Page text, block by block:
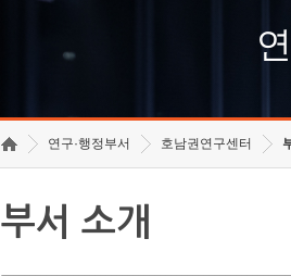
고
수
연구·행정부서 호남권연구센터
부서 소개